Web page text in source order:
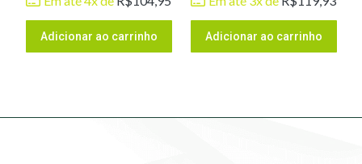
Adicionar ao carrinho Adicionar ao carrinho